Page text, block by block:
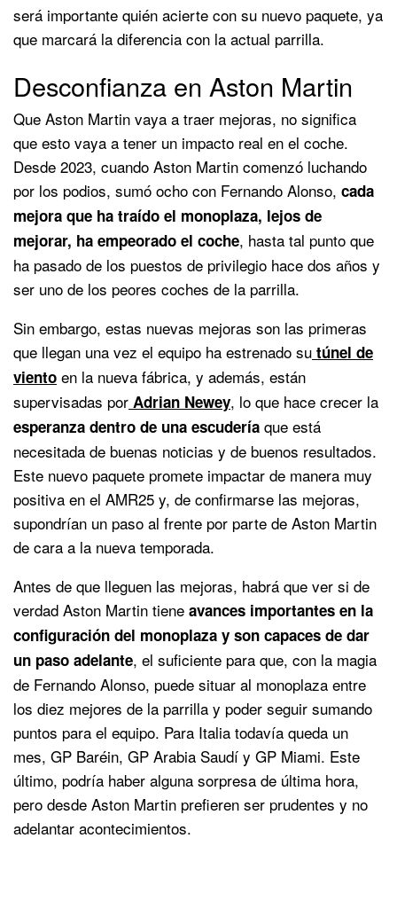
será importante quién acierte con su nuevo paquete, ya
que marcará la diferencia con la actual parrilla.
Desconfianza en Aston Martin
Que Aston Martin vaya a traer mejoras, no significa
que esto vaya a tener un impacto real en el coche.
Desde 2023, cuando Aston Martin comenzó luchando
por los podios, sumó ocho con Fernando Alonso, cada
mejora que ha traído el monoplaza, lejos de
mejorar, ha empeorado el coche, hasta tal punto que
ha pasado de los puestos de privilegio hace dos años y
ser uno de los peores coches de la parrilla.
Sin embargo, estas nuevas mejoras son las primeras
que llegan una vez el equipo ha estrenado su túnel de
viento en la nueva fábrica, y además, están
supervisadas por Adrian Newey, lo que hace crecer la
esperanza dentro de una escudería que está
necesitada de buenas noticias y de buenos resultados.
Este nuevo paquete promete impactar de manera muy
positiva en el AMR25 y, de confirmarse las mejoras,
supondrían un paso al frente por parte de Aston Martin
de cara a la nueva temporada.
Antes de que lleguen las mejoras, habrá que ver si de
verdad Aston Martin tiene avances importantes en la
configuración del monoplaza y son capaces de dar
un paso adelante, el suficiente para que, con la magia
de Fernando Alonso, puede situar al monoplaza entre
los diez mejores de la parrilla y poder seguir sumando
puntos para el equipo. Para Italia todavía queda un
mes, GP Baréin, GP Arabia Saudí y GP Miami. Este
último, podría haber alguna sorpresa de última hora,
pero desde Aston Martin prefieren ser prudentes y no
adelantar acontecimientos.